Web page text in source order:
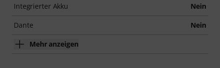
Integrierter Akku Nein
Dante Nein
Mehr anzeigen